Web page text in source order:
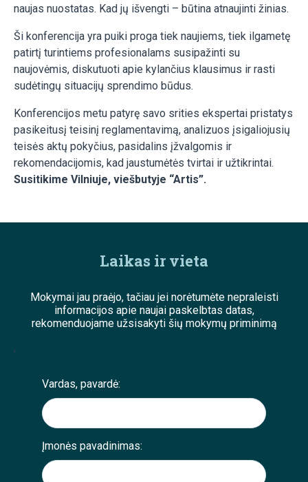
naujas nuostatas. Kad jų išvengti – būtina atnaujinti žinias.
Ši konferencija yra puiki proga tiek naujiems, tiek ilgametę
patirtį turintiems profesionalams susipažinti su
naujovėmis, diskutuoti apie kylančius klausimus ir rasti
sudėtingų situacijų sprendimo būdus.
Konferencijos metu patyrę savo srities ekspertai pristatys
pasikeitusį teisinį reglamentavimą, analizuos įsigaliojusių
teisės aktų pokyčius, pasidalins įžvalgomis ir
rekomendacijomis, kad jaustumėtės tvirtai ir užtikrintai.
Susitikime Vilniuje, viešbutyje “Artis”.
Laikas ir vieta
Mokymai jau praėjo, tačiau jei norėtumėte nepraleisti
informacijos apie naujai paskelbtas datas,
rekomenduojame užsisakyti šių mokymų priminimą
;
Vardas, pavardė:
Įmonės pavadinimas: